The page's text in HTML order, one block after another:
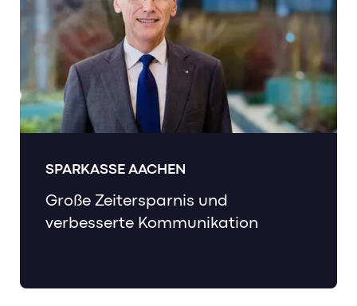
SPARKASSE AACHEN
Große Zeitersparnis und
verbesserte Kommunikation